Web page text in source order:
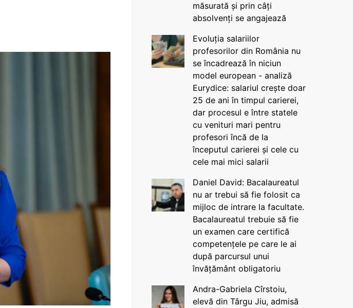
măsurată și prin câți
absolvenți se angajează
Evoluția salariilor
profesorilor din România nu
se încadrează în niciun
model european - analiză
Eurydice: salariul crește doar
25 de ani în timpul carierei,
dar procesul e între statele
cu venituri mari pentru
profesori încă de la
începutul carierei și cele cu
cele mai mici salarii
Daniel David: Bacalaureatul
nu ar trebui să fie folosit ca
mijloc de intrare la facultate.
Bacalaureatul trebuie să fie
un examen care certifică
competențele pe care le ai
după parcursul unui
învățământ obligatoriu
Andra-Gabriela Cîrstoiu,
elevă din Târgu Jiu, admisă